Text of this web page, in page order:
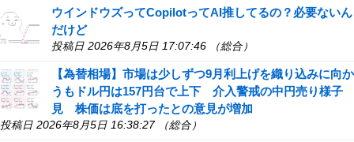
ウインドウズってCopilotってAI推してるの？必要ないん
だけど
投稿日 2026年8月5日 17:07:46 （総合）
【為替相場】市場は少しずつ9月利上げを織り込みに向か
うもドル円は157円台で上下 介入警戒の中円売り様子
見 株価は底を打ったとの意見が増加
投稿日 2026年8月5日 16:38:27 （総合）